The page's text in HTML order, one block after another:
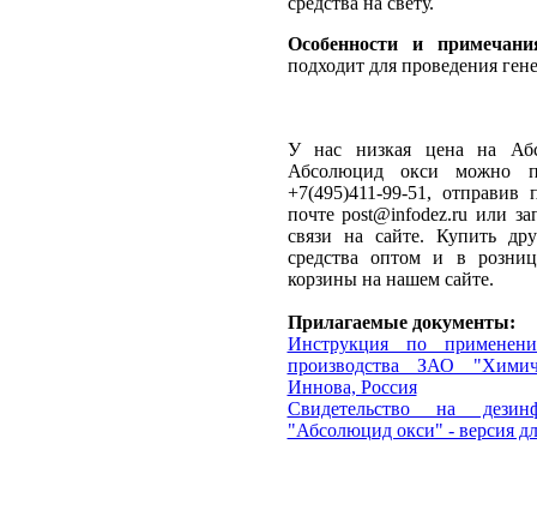
Особенности и
подходит для проведения
У нас низкая цена на
Абсолюцид окси можно
+7(495)411-99-51, отправив
почте post@infodez.ru или
связи на сайте. Купить
средства оптом и в
корзины на нашем сайте.
Прилагаемые документы:
Инструкция по
производства ЗАО
Иннова, Россия
Свидетельство на
"Абсолюцид окси" - версия